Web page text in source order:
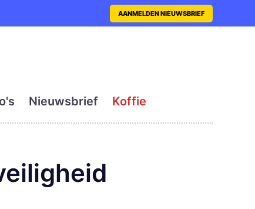
actueel en
AANMELDEN NIEUWSBRIEF
Nieuwsbrief Koffie